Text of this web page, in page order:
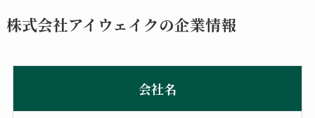
株式会社アイウェイクの企業情報
会社名